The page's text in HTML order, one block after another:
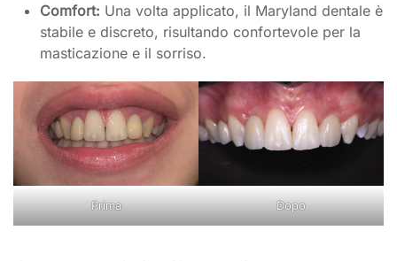
Comfort: Una volta applicato, il Maryland dentale è
stabile e discreto, risultando confortevole per la
masticazione e il sorriso.
Prima Dopo